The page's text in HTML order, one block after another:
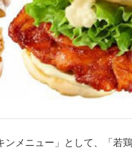
ンメニュー」として、「若